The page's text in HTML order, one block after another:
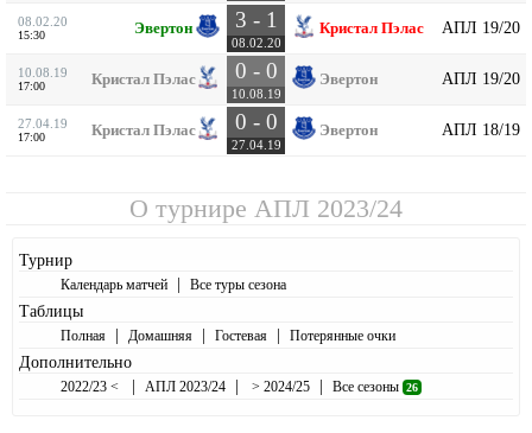
08.02.20
15:30 Эвертон 3 - 1
08.02.20
Кристал Пэлас АПЛ 19/20
10.08.19
17:00 Кристал Пэлас 0 - 0
10.08.19
Эвертон АПЛ 19/20
27.04.19
17:00 Кристал Пэлас 0 - 0
27.04.19
Эвертон АПЛ 18/19
О турнире АПЛ 2023/24
Турнир
Календарь матчей | Все туры сезона
Таблицы
Полная | Домашняя | Гостевая | Потерянные очки
Дополнительно
2022/23 < | АПЛ 2023/24 | > 2024/25 | Все сезоны 26